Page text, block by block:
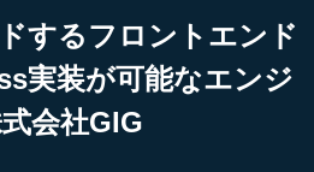
するフロントエンド
実装が可能なエンジ
会社GIG